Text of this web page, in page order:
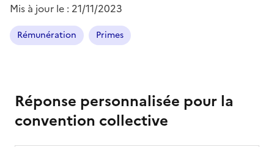
Mis à jour le : 21/11/2023
Rémunération Primes
Réponse personnalisée pour la
convention collective